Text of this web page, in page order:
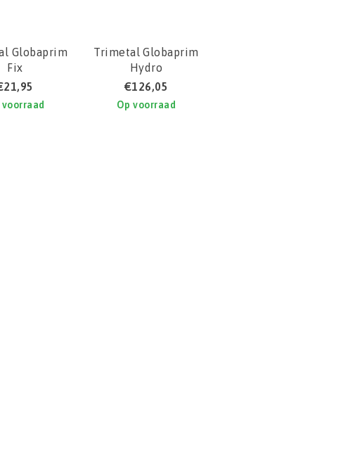
Globaprim
Fix
voorraad
Trimetal Globaprim
Hydro
€126,05
Op voorraad